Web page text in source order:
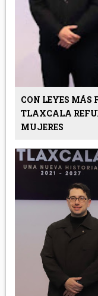
CON LEYES MÁS
TLAXCALA
MUJERES